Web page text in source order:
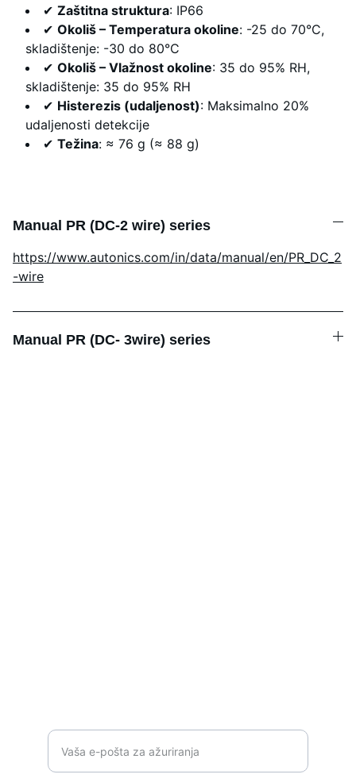
✔ Zaštitna struktura: IP66
✔ Okoliš – Temperatura okoline: -25 do 70°C,
skladištenje: -30 do 80°C
✔ Okoliš – Vlažnost okoline: 35 do 95% RH,
skladištenje: 35 do 95% RH
✔ Histerezis (udaljenost): Maksimalno 20%
udaljenosti detekcije
✔ Težina: ≈ 76 g (≈ 88 g)
Manual PR (DC-2 wire) series
https://www.autonics.com/in/data/manual/en/PR_DC_2
-wire
Manual PR (DC- 3wire) series